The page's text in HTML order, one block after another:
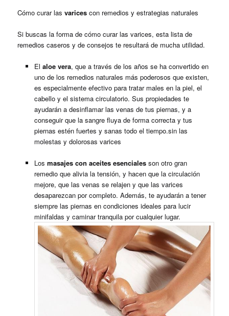
Cómo curar lasvarices con remedios y estrategias naturales
Si buscas la forma de cómo curar las varices, esta lista de
remedios caseros y de consejos te resultará de mucha utilidad.
El aloe vera, que a través de los años se ha convertido en
uno de los remedios naturales más poderosos que existen,
es especialmente efectivo para tratar males en la piel, el
cabello y el sistema circulatorio. Sus propiedades te
ayudarán a desinflamar las venas de tus piernas, y a
conseguir que la sangre fluya de forma correcta y tus
piernas estén fuertes y sanas todo el tiempo.sin las
molestas y dolorosas varices
Los masajes con aceites esencialesson otro gran
remedio que alivia la tensión, y hacen que la circulación
mejore, que las venas se relajen y que las varices
desaparezcan por completo. Además, te ayudarán a tener
siempre las piernas en condiciones ideales para lucir
minifaldas y caminar tranquila por cualquier lugar.